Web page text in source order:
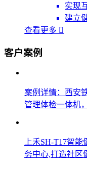
实现
建立
查看更多 
客户案例
案例详情：西安
管理体检一体机，
上禾SH-T17智
务中心,打造社区